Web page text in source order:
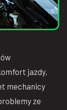
jazdy,
mechanicy
ze